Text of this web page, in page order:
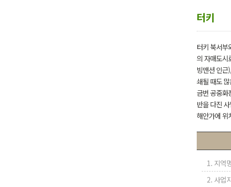
터키
터키 북서부
의 자매도시
빙맨션 인근
쇄될 때도
금번 공중화
반을 다진
해안가에 위
1. 지역
2. 사업